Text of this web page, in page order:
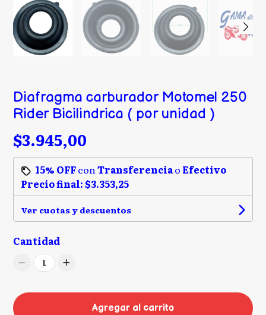
Diafragma carburador Motomel 250
Rider Bicilindrica ( por unidad )
$3.945,00
15% OFFconTransferenciao Efectivo
Precio final:$3.353,25
Ver cuotas y descuentos
Cantidad
1
Agregar al carrito